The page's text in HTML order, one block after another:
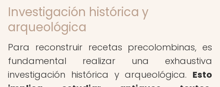
Investigación histórica y
arqueológica
Para reconstruir recetas precolombinas, es
fundamental realizar una exhaustiva
investigación histórica y arqueológica. Esto